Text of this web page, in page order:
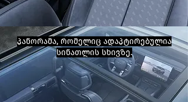
პანორამა, რომელიც ადაპტირებულია
სინათლის სხივზე.